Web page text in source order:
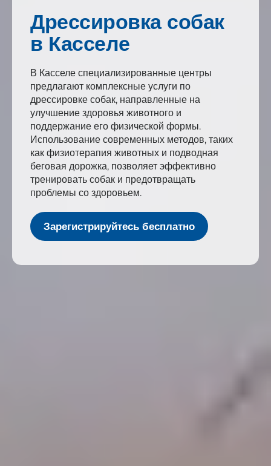
Дрессировка собак
в Касселе
В Касселе специализированные центры
предлагают комплексные услуги по
дрессировке собак, направленные на
улучшение здоровья животного и
поддержание его физической формы.
Использование современных методов, таких
как физиотерапия животных и подводная
беговая дорожка, позволяет эффективно
тренировать собак и предотвращать
проблемы со здоровьем.
Зарегистрируйтесь бесплатно